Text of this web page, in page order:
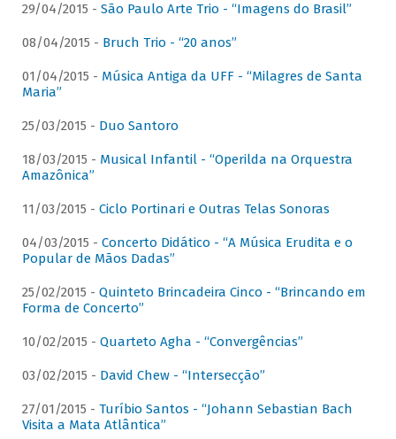
29/04/2015 - São Paulo Arte Trio - “Imagens do Brasil”
08/04/2015 - Bruch Trio - “20 anos”
01/04/2015 - Música Antiga da UFF - “Milagres de Santa
Maria”
25/03/2015 - Duo Santoro
18/03/2015 - Musical Infantil - “Operilda na Orquestra
Amazônica”
11/03/2015 - Ciclo Portinari e Outras Telas Sonoras
04/03/2015 - Concerto Didático - “A Música Erudita e o
Popular de Mãos Dadas”
25/02/2015 - Quinteto Brincadeira Cinco - “Brincando em
Forma de Concerto”
10/02/2015 - Quarteto Agha - “Convergências”
03/02/2015 - David Chew - “Intersecção”
27/01/2015 - Turíbio Santos - “Johann Sebastian Bach
Visita a Mata Atlântica”